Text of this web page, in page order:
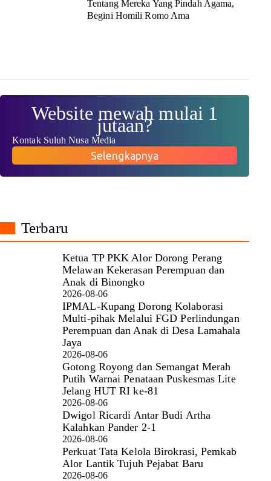
Tentang Mereka Yang Pindah Agama,
Begini Homili Romo Ama
Website mewah mulai 1
jutaan?
Kontak Suluh Nusa Media
Selengkapnya
Terbaru
Ketua TP PKK Alor Dorong Perang
Melawan Kekerasan Perempuan dan
Anak di Binongko
2026-08-06
IPMAL-Kupang Dorong Kolaborasi
Multi-pihak Melalui FGD Perlindungan
Perempuan dan Anak di Desa Lamahala
Jaya
2026-08-06
Gotong Royong dan Semangat Merah
Putih Warnai Penataan Puskesmas Lite
Jelang HUT RI ke-81
2026-08-06
Dwigol Ricardi Antar Budi Artha
Kalahkan Pander 2-1
2026-08-06
Perkuat Tata Kelola Birokrasi, Pemkab
Alor Lantik Tujuh Pejabat Baru
2026-08-06